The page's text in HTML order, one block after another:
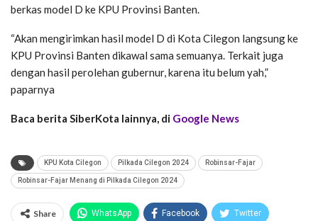
berkas model D ke KPU Provinsi Banten.
“Akan mengirimkan hasil model D di Kota Cilegon langsung ke
KPU Provinsi Banten dikawal sama semuanya. Terkait juga
dengan hasil perolehan gubernur, karena itu belum yah,”
paparnya
Baca berita SiberKota lainnya, di Google News
KPU Kota Cilegon Pilkada Cilegon 2024 Robinsar-Fajar
Robinsar-Fajar Menang di Pilkada Cilegon 2024
Share WhatsApp Facebook Twitter